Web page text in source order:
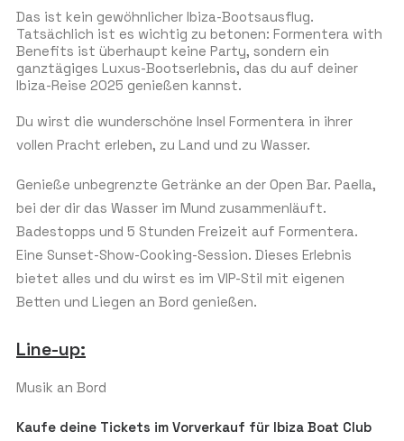
Das ist kein gewöhnlicher Ibiza-Bootsausflug.
Tatsächlich ist es wichtig zu betonen: Formentera with
Benefits ist überhaupt keine Party, sondern ein
ganztägiges Luxus-Bootserlebnis, das du auf deiner
Ibiza-Reise 2025 genießen kannst.
Du wirst die wunderschöne Insel Formentera in ihrer
vollen Pracht erleben, zu Land und zu Wasser.
Genieße unbegrenzte Getränke an der Open Bar. Paella,
bei der dir das Wasser im Mund zusammenläuft.
Badestopps und 5 Stunden Freizeit auf Formentera.
Eine Sunset-Show-Cooking-Session. Dieses Erlebnis
bietet alles und du wirst es im VIP-Stil mit eigenen
Betten und Liegen an Bord genießen.
Line-up:
Musik an Bord
Kaufe deine Tickets im Vorverkauf für Ibiza Boat Club